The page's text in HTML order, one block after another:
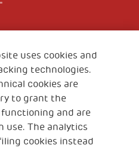
Safety Net
US
uses cookies and
technologies.
cookies are
to grant the
and are
use. The analytics
cookies instead